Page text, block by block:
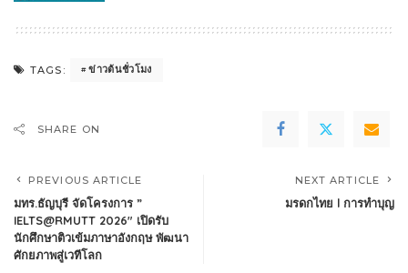
TAGS: ข่าวต้นชั่วโมง
SHARE ON
PREVIOUS ARTICLE
มทร.ธัญบุรี จัดโครงการ ”
IELTS@RMUTT 2026″ เปิดรับ
นักศึกษาติวเข้มภาษาอังกฤษ พัฒนา
ศักยภาพสู่เวทีโลก
NEXT ARTICLE
มรดกไทย l การทำบุญ